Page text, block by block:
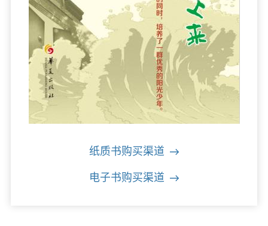
纸质书购买渠道
电子书购买渠道